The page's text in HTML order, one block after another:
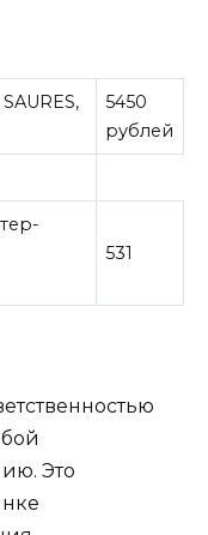
5450
рублей
531
Это